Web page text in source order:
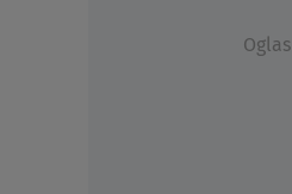
Oglas